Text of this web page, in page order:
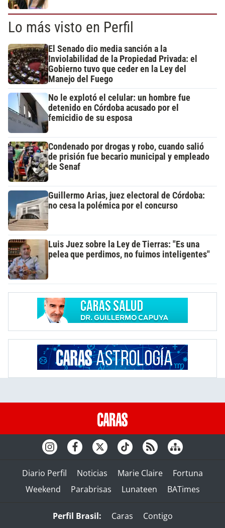
Lo más visto en Perfil
El Senado dio media sanción a la
Inviolabilidad de la Propiedad Privada: el
Gobierno tuvo que ceder en la Ley del
Manejo del Fuego
No le explotó el celular: un hombre fue
detenido en Córdoba acusado por el
femicidio de su esposa
Condenado por drogas y robo, cuando salió
de prisión fue becario municipal y empleado
de Senaf
Guillermo Arias, juez electoral de Córdoba:
no cesa la polémica por el concurso
Luis Juez sobre la Ley de Tierras: "Es una
pelea que perdimos, no fuimos inteligentes"
Diario Perfil Noticias Marie Claire
Fortuna
Weekend
Parabrisas Lunateen BATimes
Perfil Brasil: Caras
Contigo